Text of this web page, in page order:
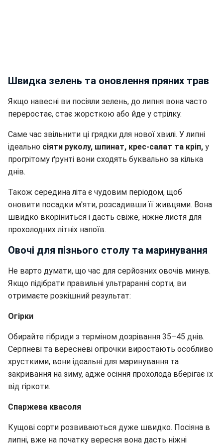
Швидка зелень та оновлення пряних трав
Якщо навесні ви посіяли зелень, до липня вона часто
переростає, стає жорсткою або йде у стрілку.
Саме час звільнити ці грядки для нової хвилі. У липні
ідеально сіяти руколу, шпинат, крес-салат та кріп, у
прогрітому ґрунті вони сходять буквально за кілька
днів.
Також середина літа є чудовим періодом, щоб
оновити посадки м'яти, розсадивши її живцями. Вона
швидко вкоріниться і дасть свіже, ніжне листя для
прохолодних літніх напоїв.
Овочі для пізнього столу та маринування
Не варто думати, що час для серйозних овочів минув.
Якщо підібрати правильні ультраранні сорти, ви
отримаєте розкішний результат:
Огірки
Обирайте гібриди з терміном дозрівання 35–45 днів.
Серпневі та вересневі огірочки виростають особливо
хрусткими, вони ідеальні для маринування та
закривання на зиму, адже осіння прохолода вберігає їх
від гіркоти.
Спаржева квасоля
Кущові сорти розвиваються дуже швидко. Посіяна в
липні, вже на початку вересня вона дасть ніжні